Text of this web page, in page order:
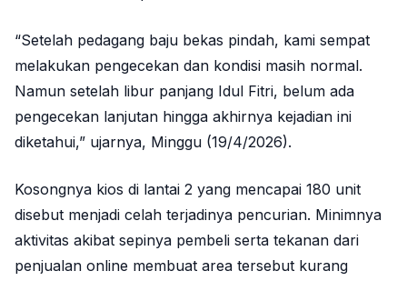
“Setelah pedagang baju bekas pindah, kami sempat
melakukan pengecekan dan kondisi masih normal.
Namun setelah libur panjang Idul Fitri, belum ada
pengecekan lanjutan hingga akhirnya kejadian ini
diketahui,” ujarnya, Minggu (19/4/2026).
Kosongnya kios di lantai 2 yang mencapai 180 unit
disebut menjadi celah terjadinya pencurian. Minimnya
aktivitas akibat sepinya pembeli serta tekanan dari
penjualan online membuat area tersebut kurang